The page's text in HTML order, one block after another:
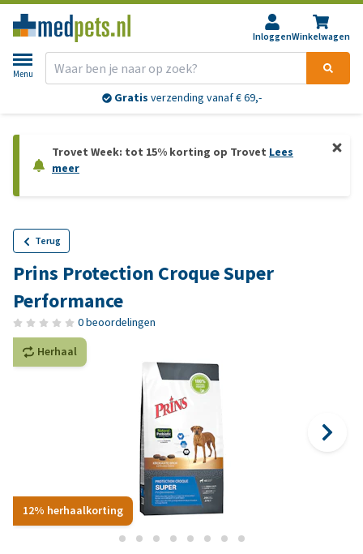
InloggenWinkelwagen
Menu
Gratis verzending vanaf € 69,-
Trovet Week: tot 15% korting op Trovet Lees
meer
Terug
Prins Protection Croque Super
Performance
0 beoordelingen
12% herhaalkorting
Herhaal